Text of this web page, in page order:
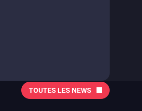
TOUTES LES NEWS